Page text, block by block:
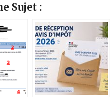
Sujet :